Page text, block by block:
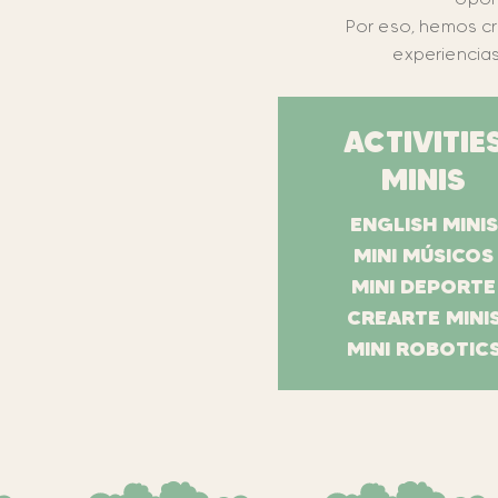
Por eso, hemos
MINIS
ENGLISH MINIS
MINI MÚSICOS
MINI DEPORTE
CREARTE
MINI